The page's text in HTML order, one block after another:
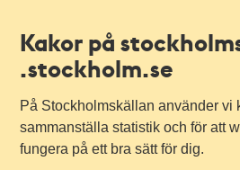
Kakor på
.stockholm.se
På Stockholmskällan använder vi
sammanställa statistik och för att
fungera på ett bra sätt för dig.